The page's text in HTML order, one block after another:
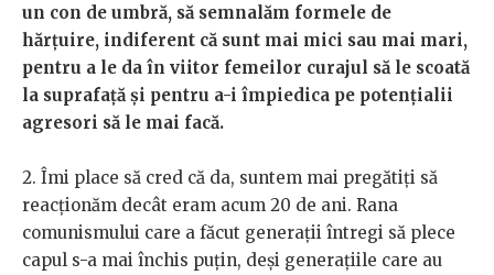
un con de umbră, să semnalăm formele de
hărțuire, indiferent că sunt mai mici sau mai mari,
pentru a le da în viitor femeilor curajul să le scoată
la suprafață și pentru a-i împiedica pe potențialii
agresori să le mai facă.
2. Îmi place să cred că da, suntem mai pregătiți să
reacționăm decât eram acum 20 de ani. Rana
comunismului care a făcut generații întregi să plece
capul s-a mai închis puțin, deși generațiile care au